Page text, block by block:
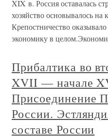
XIX в. Россия оставалась
хозяйство основывалось
Крепостничество
экономику в
Прибалтика во
XVII — начале
Присоединение
России.
составе России